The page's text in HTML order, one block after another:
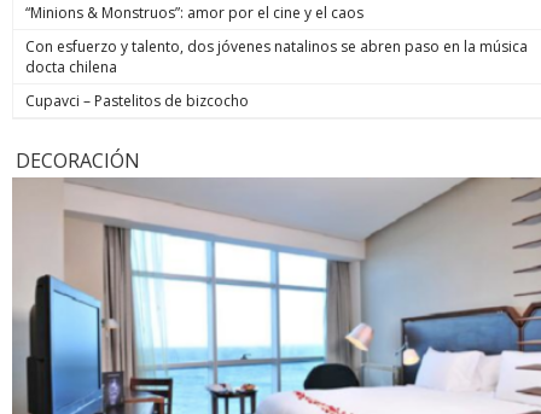
“Minions & Monstruos”: amor por el cine y el caos
Con esfuerzo y talento, dos jóvenes natalinos se abren paso en la música
docta chilena
Cupavci – Pastelitos de bizcocho
DECORACIÓN